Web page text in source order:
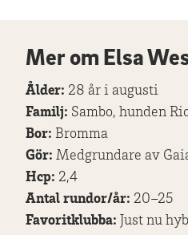
Mer om Elsa
Ålder: 28 år i augusti
Familj: Sambo, hunden
Bor: Bromma
Gör: Medgrundare av
Hcp: 2,4
Antal rundor/år: 20–25
Favoritklubba: Just nu